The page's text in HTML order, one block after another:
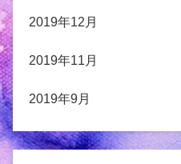
2019年12月
2019年11月
2019年9月